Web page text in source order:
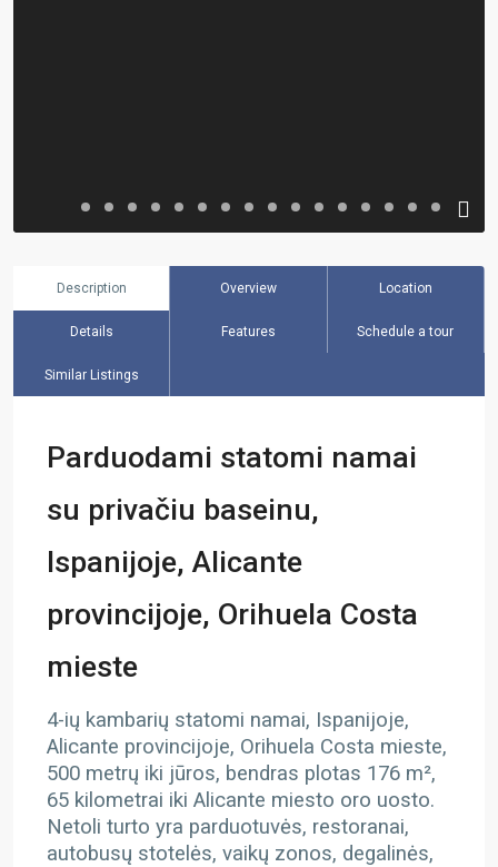
Description Overview Location
Details Features Schedule a tour
Similar Listings
Parduodami statomi namai
su privačiu baseinu,
Ispanijoje, Alicante
provincijoje, Orihuela Costa
mieste
4-ių kambarių statomi namai, Ispanijoje,
Alicante provincijoje, Orihuela Costa mieste,
500 metrų iki jūros, bendras plotas 176 m²,
65 kilometrai iki Alicante miesto oro uosto.
Netoli turto yra parduotuvės, restoranai,
autobusų stotelės, vaikų zonos, degalinės,